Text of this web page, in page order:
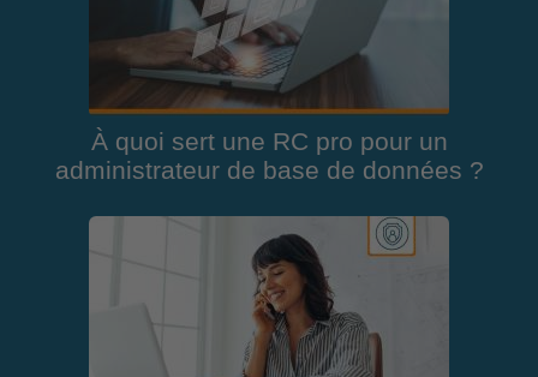
À quoi sert une RC pro pour un
administrateur de base de données ?